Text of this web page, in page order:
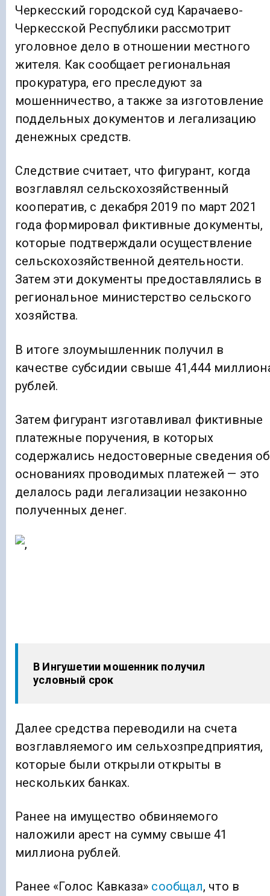
Черкесский городской суд Карачаево-
Черкесской Республики рассмотрит
уголовное дело в отношении местного
жителя. Как сообщает региональная
прокуратура, его преследуют за
мошенничество, а также за изготовление
поддельных документов и легализацию
денежных средств.
Следствие считает, что фигурант, когда
возглавлял сельскохозяйственный
кооператив, с декабря 2019 по март 2021
года формировал фиктивные документы,
которые подтверждали осуществление
сельскохозяйственной деятельности.
Затем эти документы предоставлялись в
региональное министерство сельского
хозяйства.
В итоге злоумышленник получил в
качестве субсидии свыше 41,444
рублей.
Затем фигурант изготавливал фиктивные
платежные поручения, в которых
содержались недостоверные сведения об
основаниях проводимых платежей — это
делалось ради легализации незаконно
полученных денег.
В Ингушетии мошенник получил
условный срок
Далее средства переводили на счета
возглавляемого им сельхозпредприятия,
которые были открыли открыты в
нескольких банках.
Ранее на имущество обвиняемого
наложили арест на сумму свыше 41
миллиона рублей.
Ранее «Голос Кавказа» сообщал, что в